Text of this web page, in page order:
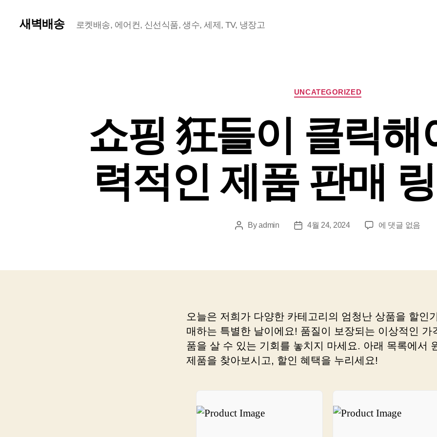
새벽배송 로켓배송, 에어컨, 신선식품, 생수, 세제, TV, 냉장고
Categories
UNCATEGORIZED
쇼핑 狂들이 클릭해
력적인 제품 판매
PostByadmin
Post4월 24, 2024
쇼
이
야
할,
매
력
판
에 댓글 없음
오늘은 저희가 다양한 카테고리의 엄청난 상품을 할인
매하는 특별한 날이에요! 품질이 보장되는 이상적인 가
품을 살 수 있는 기회를 놓치지 마세요. 아래 목록에서
제품을 찾아보시고, 할인 혜택을 누리세요!